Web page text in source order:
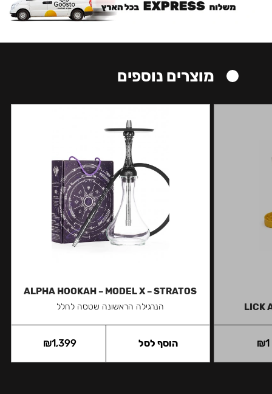
מוצרים נוספים
LICK
₪1
ALPHA HOOKAH – MODEL X – STRATOS
הנרגילה הראשונה שטסה לחלל
₪1,399 הוסף לסל